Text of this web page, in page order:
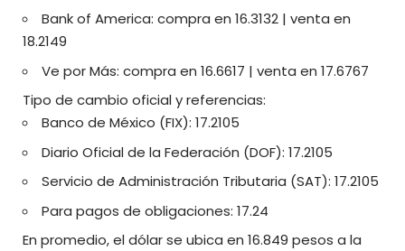
Bank of America: compra en 16.3132 | venta en
18.2149
Ve por Más: compra en 16.6617 | venta en 17.6767
Tipo de cambio oficial y referencias:
Banco de México (FIX): 17.2105
Diario Oficial de la Federación (DOF): 17.2105
Servicio de Administración Tributaria (SAT): 17.2105
Para pagos de obligaciones: 17.24
En promedio, el dólar se ubica en 16.849 pesos a la